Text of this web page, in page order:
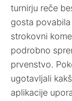
turnirju reče
gosta povabila
strokovni
podrobno
prvenstvo.
ugotavljali
aplikacije